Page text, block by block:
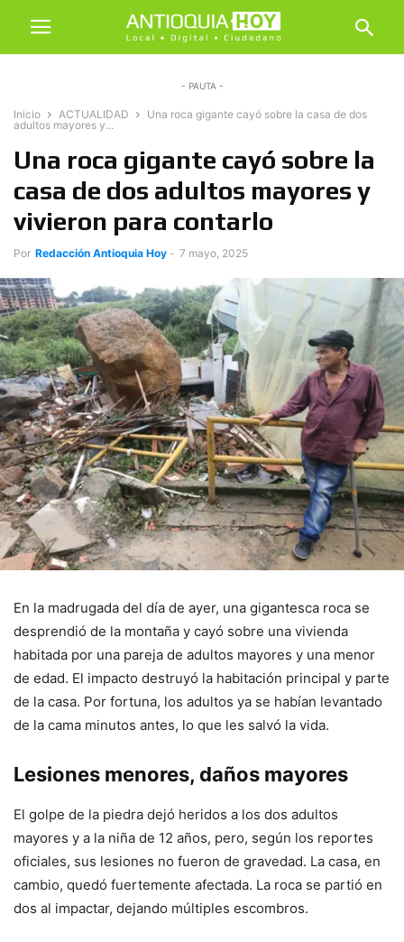
- PAUTA -
Inicio ACTUALIDAD
Una roca gigante cayó sobre la casa de dos
adultos mayores y...
Una roca gigante cayó sobre la
casa de dos adultos mayores y
vivieron para contarlo
Por Redacción Antioquia Hoy - 7 mayo, 2025
En la madrugada del día de ayer, una gigantesca roca se
desprendió de la montaña y cayó sobre una vivienda
habitada por una pareja de adultos mayores y una menor
de edad. El impacto destruyó la habitación principal y parte
de la casa. Por fortuna, los adultos ya se habían levantado
de la cama minutos antes, lo que les salvó la vida.
Lesiones menores, daños mayores
El golpe de la piedra dejó heridos a los dos adultos
mayores y a la niña de 12 años, pero, según los reportes
oficiales, sus lesiones no fueron de gravedad. La casa, en
cambio, quedó fuertemente afectada. La roca se partió en
dos al impactar, dejando múltiples escombros.